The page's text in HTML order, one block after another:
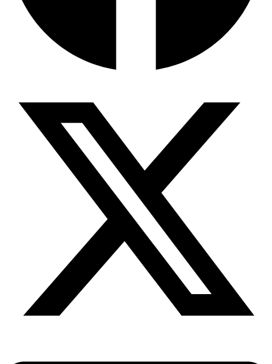
বিশেষ ইন-ডেপ্থ রিপোর্ট: ক্রীড়া উৎসবে…
জিপিএ-৫-এর বন্যা, প্রকৌশলীদের বিসিএস-প্রেম এবং…